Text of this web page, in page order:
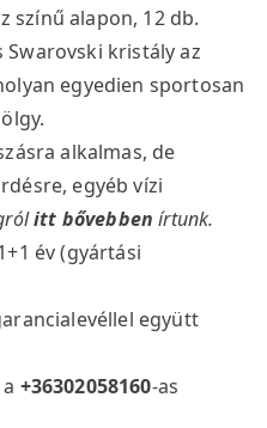
színű alapon, 12 db.
kristály az
egyedien sportosan
alkalmas, de
egyéb vízi
itt bővebben írtunk.
év (gyártási
együtt
+36302058160-as